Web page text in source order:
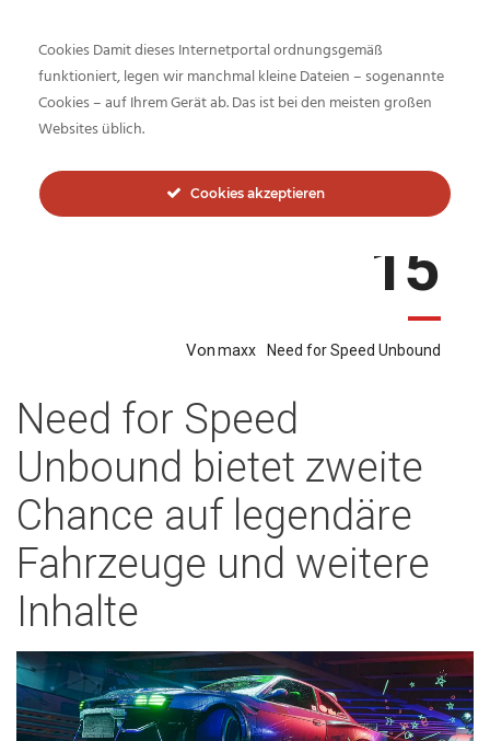
Blog:Need for Speed Unbound
15
Vonmaxx Need for Speed Unbound
Need for Speed
Unbound bietet zweite
Chance auf legendäre
Fahrzeuge und weitere
Inhalte
Cookies Damit dieses Internetportal ordnungsgemäß
funktioniert, legen wir manchmal kleine Dateien – sogenannte
Cookies – auf Ihrem Gerät ab. Das ist bei den meisten großen
Websites üblich.
Cookies akzeptieren